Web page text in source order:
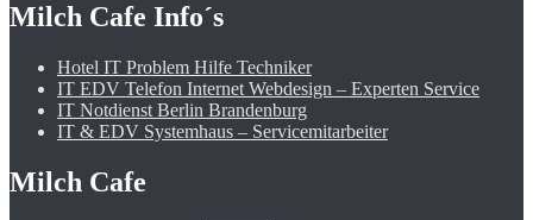
Milch Cafe Info´s
Hotel IT Problem Hilfe Techniker
IT EDV Telefon Internet Webdesign – Experten Service
IT Notdienst Berlin Brandenburg
IT & EDV Systemhaus – Servicemitarbeiter
Milch Cafe